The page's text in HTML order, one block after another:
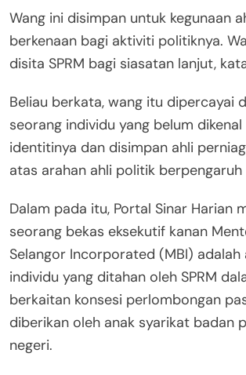
Wang ini disimpan untuk kegunaan
berkenaan bagi aktiviti politiknya.
disita SPRM bagi siasatan lanjut,
Beliau berkata, wang itu dipercayai
seorang individu yang belum
identitinya dan disimpan ahli
atas arahan ahli politik berpengaruh
Dalam pada itu, Portal Sinar Harian
seorang bekas eksekutif kanan
Selangor Incorporated (MBI) adalah
individu yang ditahan oleh SPRM
berkaitan konsesi perlombongan
diberikan oleh anak syarikat badan
negeri.